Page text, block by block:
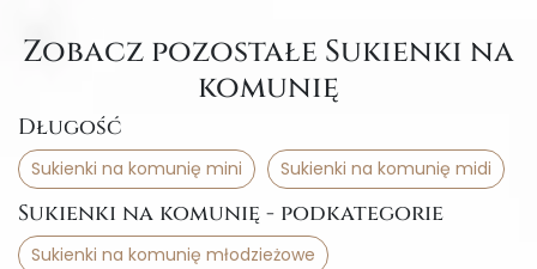
Zobacz pozostałe Sukienki na
komunię
Długość
Sukienki na komunię mini Sukienki na komunię midi
Sukienki na komunię - podkategorie
Sukienki na komunię młodzieżowe